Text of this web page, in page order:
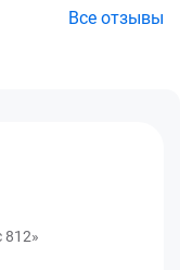
Все отзывы
812»